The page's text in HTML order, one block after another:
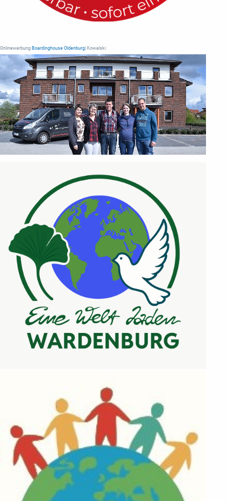
Onlinewerbung Boardinghouse Oldenburg | Kowalski